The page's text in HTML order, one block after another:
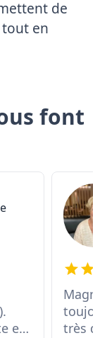
de
en
font
et
très